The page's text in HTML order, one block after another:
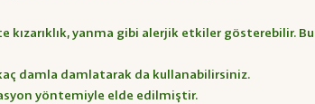
yanma gibi alerjik etkiler gösterebilir.
damla damlatarak da kullanabilirsiniz.
yöntemiyle elde edilmiştir.